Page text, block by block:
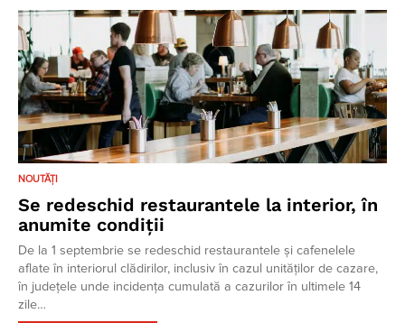
NOUTĂȚI
Se redeschid restaurantele la interior, în
anumite condiții
De la 1 septembrie se redeschid restaurantele și cafenelele
aflate în interiorul clădirilor, inclusiv în cazul unităților de cazare,
în județele unde incidența cumulată a cazurilor în ultimele 14
zile…